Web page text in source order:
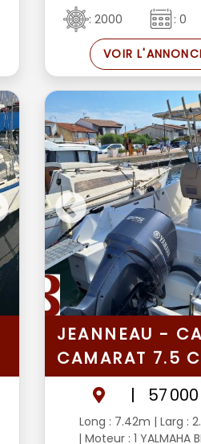
: 2000
: 0
VOIR
JEANNEAU -
CAMARAT 7.5
|
57
Long : 7.42m | Larg :
| Moteur : 1 YALMAHA